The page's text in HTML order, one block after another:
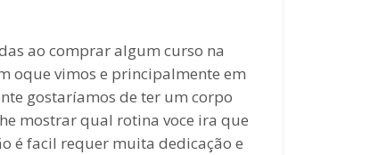
ao comprar algum curso na
oque vimos e principalmente em
gostaríamos de ter um corpo
mostrar qual rotina voce ira que
é facil requer muita dedicação e